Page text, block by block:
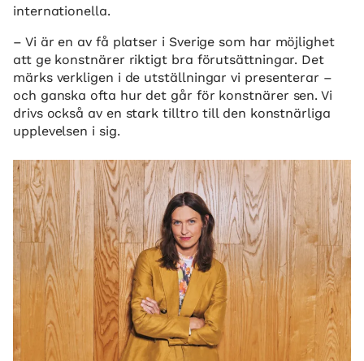
internationella.
­– Vi är en av få platser i Sverige som har möjlighet
att ge konstnärer riktigt bra förutsättningar. Det
märks verkligen i de utställningar vi presenterar –
och ganska ofta hur det går för konstnärer sen. Vi
drivs också av en stark tilltro till den konstnärliga
upplevelsen i sig.